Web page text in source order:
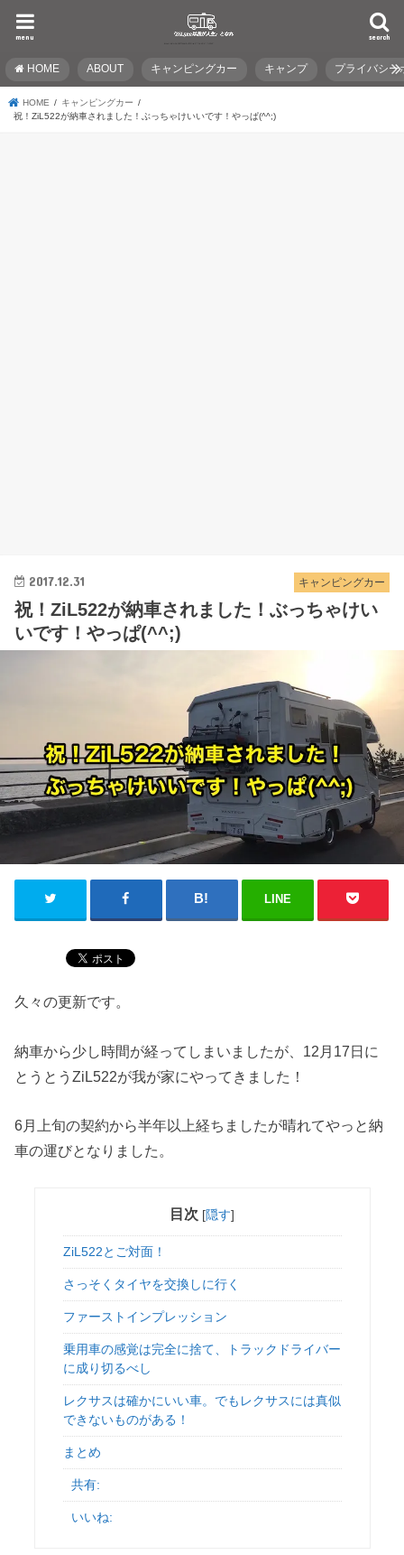
search
menu
HOME ABOUT キャンピングカー キャンプ プライバシー
HOME
キャンピングカー
祝！ZiL522が納車されました！ぶっちゃけいいです！やっぱ(^^;)
キャンピングカー
2017.12.31
祝！ZiL522が納車されました！ぶっちゃけい
いです！やっぱ(^^;)
LINE
久々の更新です。
納車から少し時間が経ってしまいましたが、12月17日に
とうとうZiL522が我が家にやってきました！
6月上旬の契約から半年以上経ちましたが晴れてやっと納
車の運びとなりました。
目次 [隠す]
ZiL522とご対面！
さっそくタイヤを交換しに行く
ファーストインプレッション
乗用車の感覚は完全に捨て、トラックドライバー
に成り切るべし
レクサスは確かにいい車。でもレクサスには真似
できないものがある！
まとめ
共有:
いいね: